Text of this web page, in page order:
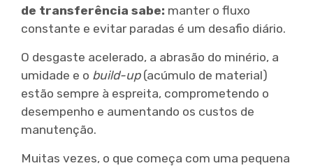
de transferência sabe: manter o fluxo
constante e evitar paradas é um desafio diário.
O desgaste acelerado, a abrasão do minério, a
umidade e o build-up(acúmulo de material)
estão sempre à espreita, comprometendo o
desempenho e aumentando os custos de
manutenção.
Muitas vezes, o que começa com uma pequena